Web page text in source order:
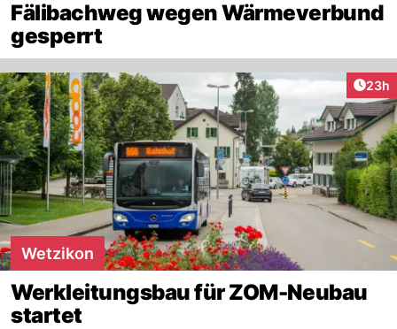
Fälibachweg wegen Wärmeverbund
gesperrt
23h
Wetzikon
Werkleitungsbau für ZOM-Neubau
startet